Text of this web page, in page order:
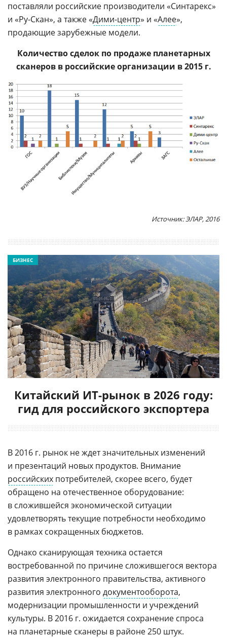
поставляли российские производители «Синтарекс»
и «Ру-Скан», а также «Дими-центр» и «Алее»,
продающие зарубежные модели.
Количество сделок по продаже планетарных
сканеров в российские организации в 2015 г.
Источник: ЭЛАР, 2016
Китайский ИТ-рынок в 2026 году:
гид для российского экспортера
БИЗНЕС
В 2016 г. рынок не ждет значительных изменений
и презентаций новых продуктов. Внимание
российских потребителей, скорее всего, будет
обращено на отечественное оборудование:
в сложившейся экономической ситуации
удовлетворять текущие потребности необходимо
в рамках сокращенных бюджетов.
Однако сканирующая техника остается
востребованной по причине сложившегося вектора
развития электронного правительства, активного
развития электронного документооборота,
модернизации промышленности и учреждений
культуры. В 2016 г. ожидается сохранение спроса
на планетарные сканеры в районе 250 штук.